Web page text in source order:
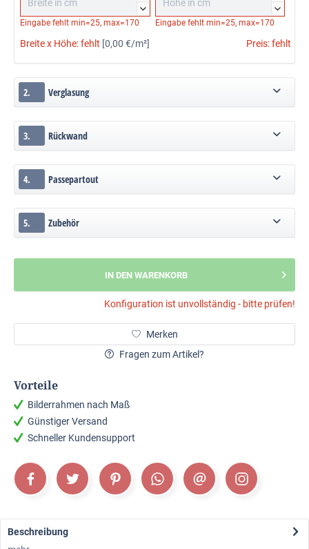
 
Eingabe fehlt min=25, max=170 Eingabe fehlt min=25, max=170
Breite x Höhe:fehlt [0,00 €/m²] Preis:fehlt
2. Verglasung
3. Rückwand
4. Passepartout
5. Zubehör
IN DEN WARENKORB
Konfiguration ist unvollständig - bitte prüfen!
Merken
Fragen zum Artikel?
Vorteile
Bilderrahmen nach Maß
Günstiger Versand
Schneller Kundensupport
Beschreibung